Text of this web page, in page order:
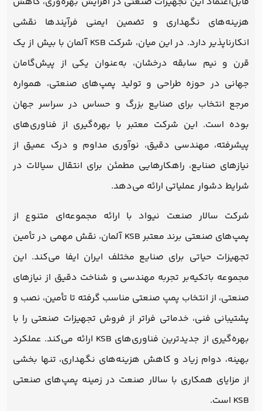
هزینه‌های نگهداری و تضمین ایمنی فرآیندها نقشی
انکارناپذیر دارد. در این میان، شرکت KSB آلمان با بیش از یک
قرن و نیم سابقه درخشان، به‌عنوان یکی از پیش‌گامان
جهانی در حوزه طراحی و تولید پمپ‌های صنعتی، همواره
مرجع انتخاب برای صنایع بزرگ و حساس در سراسر جهان
بوده است. این شرکت معتبر با بهره‌گیری از فناوری‌های
پیشرفته، مهندسی دقیق، نوآوری مداوم و درک عمیق از
نیازهای صنایع، راهکارهایی مطمئن برای انتقال سیالات در
شرایط دشوار عملیاتی ارائه می‌دهد.
شرکت سالار صنعت نیواد با ارائه مجموعه‌ای متنوع از
پمپ‌های صنعتی برند معتبر KSB آلمان، نقش مهمی در تأمین
تجهیزات حیاتی برای صنایع مختلف ایران ایفا می‌کند. این
مجموعه باتکیه‌بر تجربه مهندسی و شناخت دقیق از نیازهای
صنعتی، از انتخاب پمپ صنعتی مناسب گرفته تا تأمین، نصب و
پشتیبانی فنی، خدماتی فراتر از فروش تجهیزات صنعتی را با
بهره‌گیری از جدیدترین فناوری‌های KSB ارائه می‌کند. عملکرد
بهینه، دوام زیاد و کاهش هزینه‌های نگهداری، تنها بخشی
از مزایای همکاری با سالار صنعت در زمینه پمپ‌های صنعتی
KSB است.